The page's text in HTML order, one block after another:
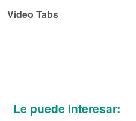
Video Tabs
Le puede interesar: